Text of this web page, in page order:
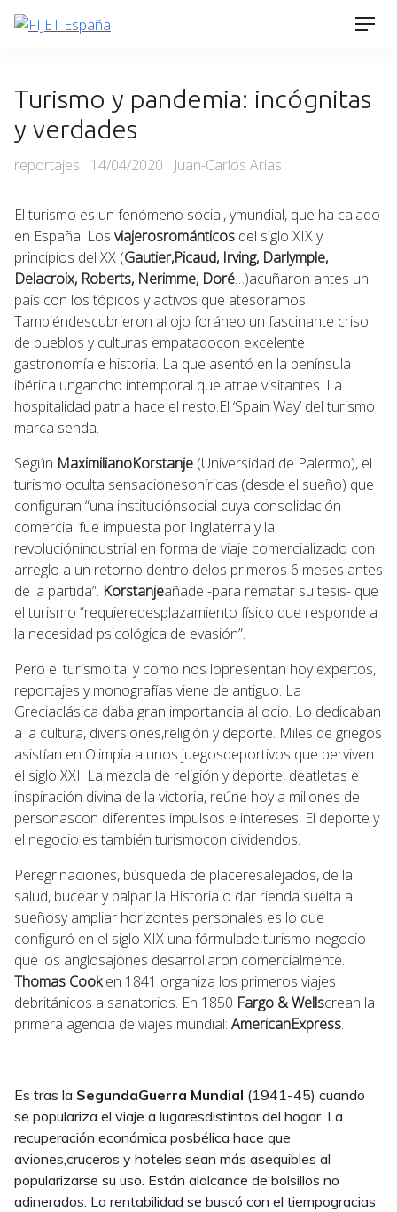
Skip
Turismo y pandemia: incógnitas
y verdades
Categories
reportajes
Posted
14/04/2020 Juan-Carlos Arias
El turismo es un fenómeno social, ymundial, que ha calado
en España. Los viajerosrománticos del siglo XIX y
principios del XX (Gautier,Picaud, Irving, Darlymple,
Delacroix, Roberts, Nerimme, Doré…)acuñaron antes un
país con los tópicos y activos que atesoramos.
Tambiéndescubrieron al ojo foráneo un fascinante crisol
de pueblos y culturas empatadocon excelente
gastronomía e historia. La que asentó en la península
ibérica ungancho intemporal que atrae visitantes. La
hospitalidad patria hace el resto.El ‘Spain Way’ del turismo
marca senda.
Según MaximilianoKorstanje (Universidad de Palermo), el
turismo oculta sensacionesoníricas (desde el sueño) que
configuran “una instituciónsocial cuya consolidación
comercial fue impuesta por Inglaterra y la
revoluciónindustrial en forma de viaje comercializado con
arreglo a un retorno dentro delos primeros 6 meses antes
de la partida”. Korstanjeañade -para rematar su tesis- que
el turismo “requieredesplazamiento físico que responde a
la necesidad psicológica de evasión”.
Pero el turismo tal y como nos lopresentan hoy expertos,
reportajes y monografías viene de antiguo. La
Greciaclásica daba gran importancia al ocio. Lo dedicaban
a la cultura, diversiones,religión y deporte. Miles de griegos
asistían en Olimpia a unos juegosdeportivos que perviven
el siglo XXI. La mezcla de religión y deporte, deatletas e
inspiración divina de la victoria, reúne hoy a millones de
personascon diferentes impulsos e intereses. El deporte y
el negocio es también turismocon dividendos.
Peregrinaciones, búsqueda de placeresalejados, de la
salud, bucear y palpar la Historia o dar rienda suelta a
sueñosy ampliar horizontes personales es lo que
configuró en el siglo XIX una fórmulade turismo-negocio
que los anglosajones desarrollaron comercialmente.
Thomas Cooken 1841 organiza los primeros viajes
debritánicos a sanatorios. En 1850 Fargo & Wellscrean la
primera agencia de viajes mundial: AmericanExpress.
Es tras la SegundaGuerra Mundial (1941-45) cuando
se populariza el viaje a lugaresdistintos del hogar. La
recuperación económica posbélica hace que
aviones,cruceros y hoteles sean más asequibles al
popularizarse su uso. Están alalcance de bolsillos no
adinerados. La rentabilidad se buscó con el tiempogracias